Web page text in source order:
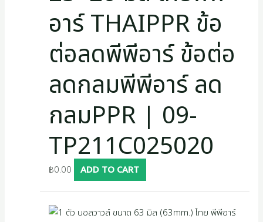
อาร์ THAIPPR ข้อ
ต่อลดพีพีอาร์ ข้อต่อ
ลดกลมพีพีอาร์ ลด
กลมPPR | 09-
TP211C025020
฿0.00 ADD TO CART